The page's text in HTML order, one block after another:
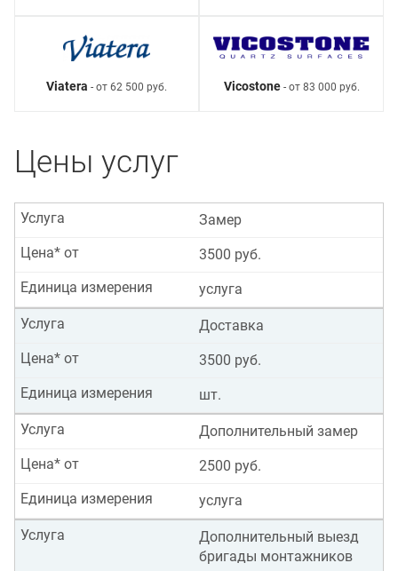
Viatera - от 62 500 руб. Vicostone- от 83 000 руб.
Цены услуг
Замер
Услуга
3500 руб.
Цена* от
услуга
Единица измерения
Доставка
Услуга
3500 руб.
Цена* от
шт.
Единица измерения
Дополнительный замер
Услуга
2500 руб.
Цена* от
услуга
Единица измерения
Дополнительный выезд
бригады монтажников
Услуга